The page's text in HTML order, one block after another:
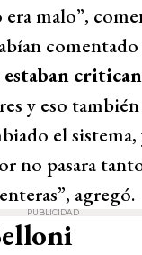
era malo”,
comentado
estaban
y eso
el
no pasara
agregó.
PUBLICIDAD